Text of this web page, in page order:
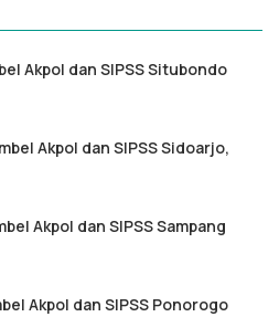
Akpol dan SIPSS Situbondo
Akpol dan SIPSS Sidoarjo,
Akpol dan SIPSS Sampang
Akpol dan SIPSS Ponorogo